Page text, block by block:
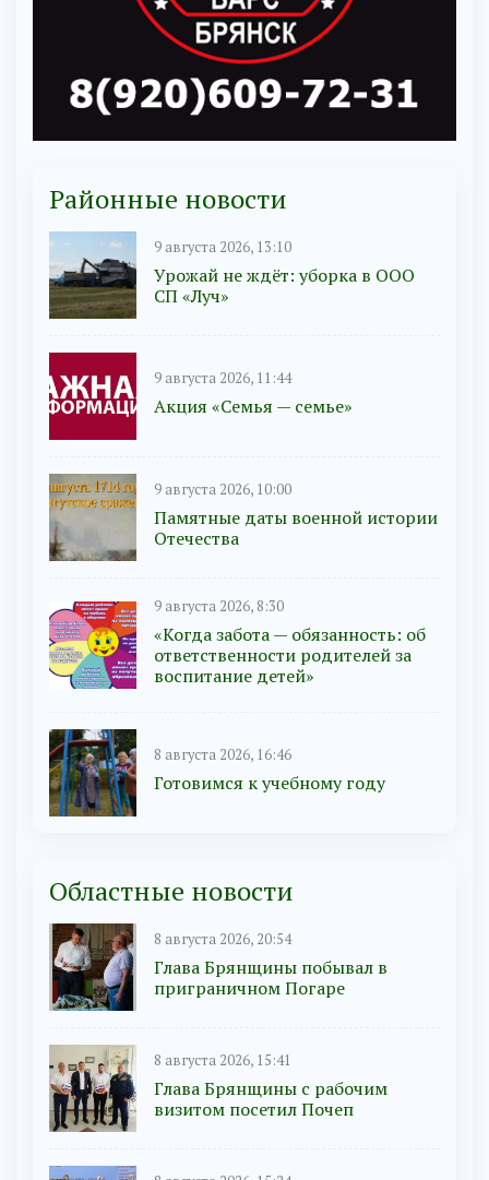
Районные новости
9 августа 2026, 13:10
Урожай не ждёт: уборка в ООО
СП «Луч»
9 августа 2026, 11:44
Акция «Семья — семье»
9 августа 2026, 10:00
Памятные даты военной истории
Отечества
9 августа 2026, 8:30
«Когда забота — обязанность: об
ответственности родителей за
воспитание детей»
8 августа 2026, 16:46
Готовимся к учебному году
Областные новости
8 августа 2026, 20:54
Глава Брянщины побывал в
приграничном Погаре
8 августа 2026, 15:41
Глава Брянщины с рабочим
визитом посетил Почеп